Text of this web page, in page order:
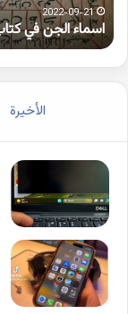
2022-09-21
اسماء الجن في
الأخيرة